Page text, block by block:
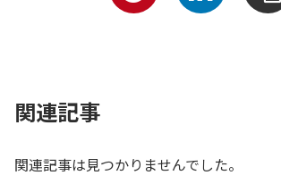
関連記事
関連記事は見つかりませんでした。